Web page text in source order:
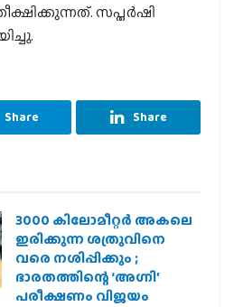
സപ്തര്‍ഷി
Share Share
3000 കിലോമീറ്റർ അകലെ
ഇരിക്കുന്ന ശത്രുവിനെ
വരെ നശിപ്പിക്കും ;
ഭാരതത്തിന്റെ ‘അഗ്നി’
പരീക്ഷണം വിജയം